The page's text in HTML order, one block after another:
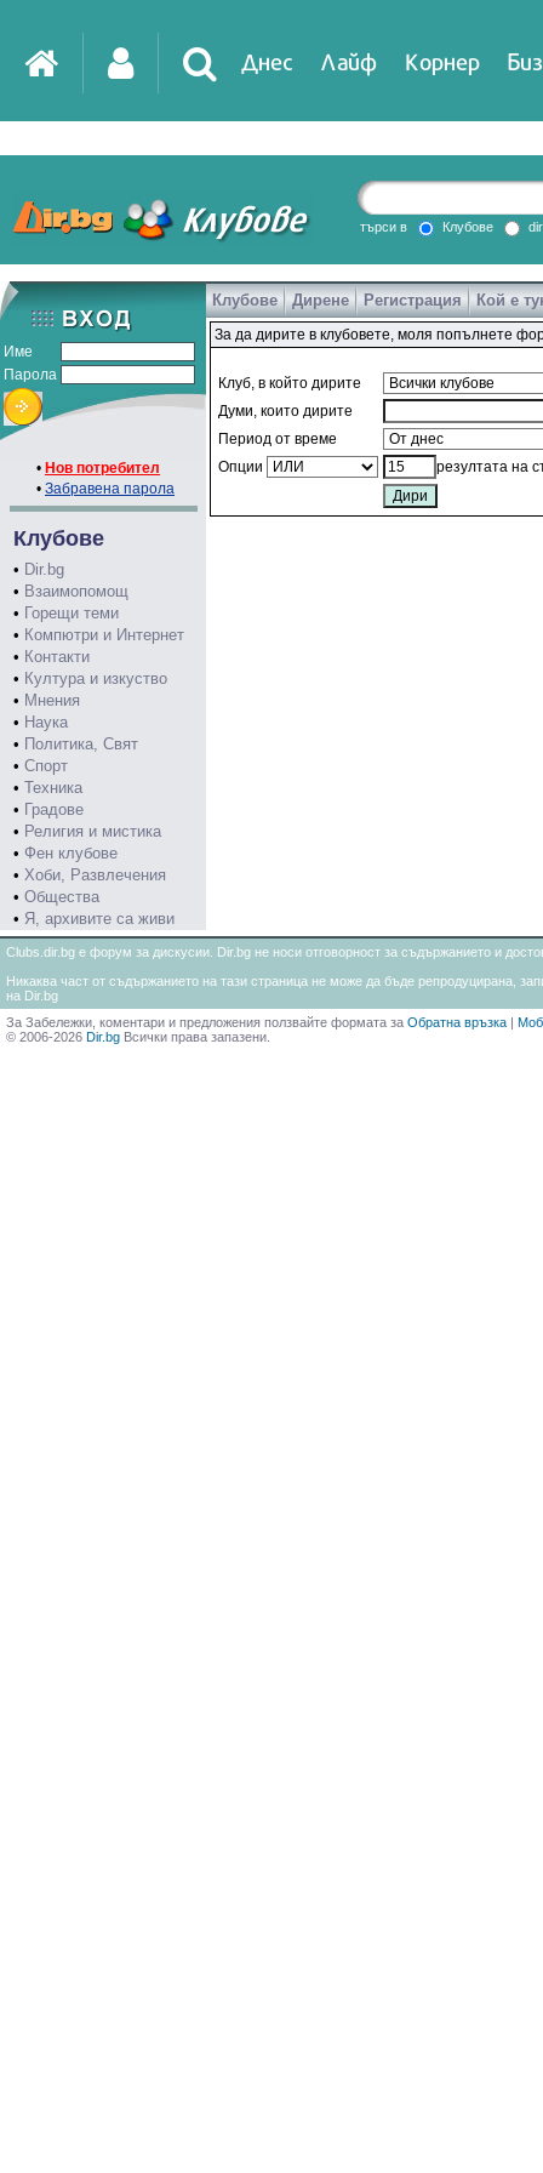
Днес Лайф Корнер
DirTV Impressio
Games
търси в Клубове
Име
Парола
• Нов потребител
• Забравена парола
Клубове
• Dir.bg
• Взаимопомощ
• Горещи теми
• Компютри и Интернет
• Контакти
• Култура и изкуство
• Мнения
• Наука
• Политика, Свят
• Спорт
• Техника
• Градове
• Религия и мистика
• Фен клубове
• Хоби, Развлечения
• Общества
• Я, архивите са живи
Клубове Дирене Регистрация Кой е
За да дирите в клубовете, моля попълнете
Клуб, в който дирите
Думи, които дирите
Период от време
Опции
резултата на
Clubs.dir.bg е форум за дискусии. Dir.bg не носи отговорност за съдържанието и
Никаква част от съдържанието на тази страница не може да бъде репродуцирана,
на Dir.bg
За Забележки, коментари и предложения ползвайте формата за Обратна връзка |
© 2006-2026 Dir.bg Всички права запазени.